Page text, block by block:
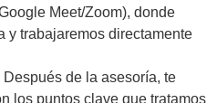
Meet/Zoom), donde
y trabajaremos directamente
Después de la asesoría, te
los puntos clave que tratamos